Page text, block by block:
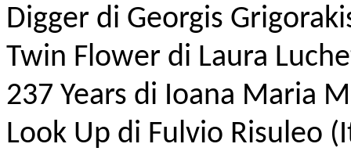
Digger di Georgis
Twin Flower di Laura
237 Years di Ioana Maria
Look Up di Fulvio Risuleo